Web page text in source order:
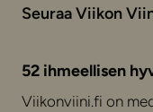
Seuraa Viikon
52 ihmeellisen
Viikonviini.fi on